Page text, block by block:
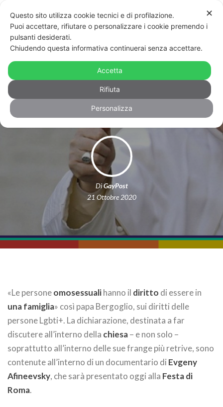
Bergoglio: “Sì alle unioni civili, gli
omosessuali hanno diritto a essere
famiglia”
DiGayPost
21 Ottobre 2020
«Le personeomosessualihanno il diritto di essere in
una famiglia» così papa Bergoglio, sui diritti delle
persone Lgbti+. La dichiarazione, destinata a far
discutere all’interno della chiesa– e non solo –
soprattutto all’interno delle sue frange più retrive, sono
contenute all’interno di un documentario di Evgeny
Afineevsky, che sarà presentato oggi alla Festa di
Roma.
✕
Questo sito utilizza cookie tecnici e di profilazione.
Puoi accettare, rifiutare o personalizzare i cookie premendo i
pulsanti desiderati.
Chiudendo questa informativa continuerai senza accettare.
Accetta
Rifiuta
Personalizza